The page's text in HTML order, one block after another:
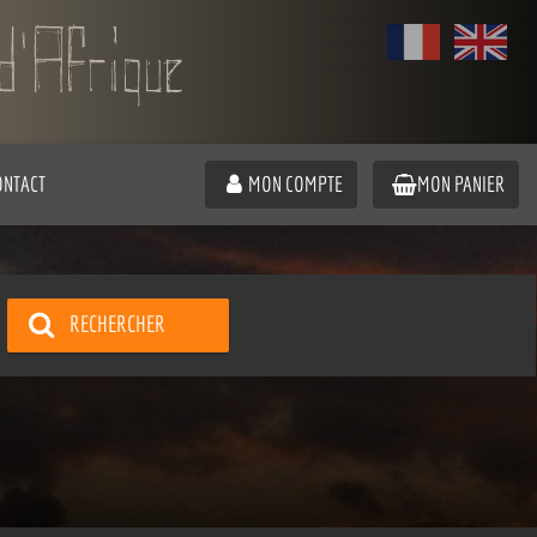
MON COMPTE MON PANIER
RECHERCHER